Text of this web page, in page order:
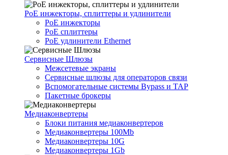
PoE инжекторы, сплиттеры и удлинители
PoE инжекторы
PoE сплиттеры
PoE удлинители Ethernet
Сервисные Шлюзы
Межсетевые экраны
Сервисные шлюзы для операторов связи
Вспомогательные системы Bypass и TAP
Пакетные брокеры
Медиаконвертеры
Блоки питания медиаконвертеров
Медиаконвертеры 100Mb
Медиаконвертеры 10G
Медиаконвертеры 1Gb